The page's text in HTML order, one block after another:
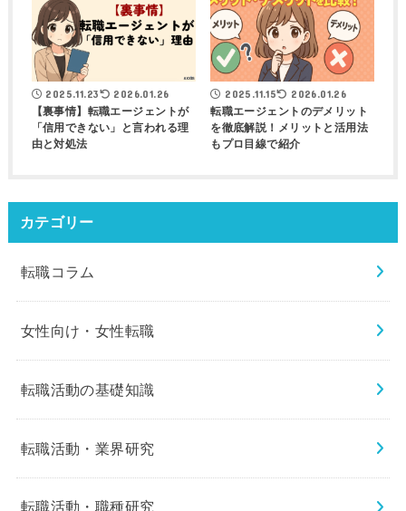
2025.11.23 2026.01.26
【裏事情】転職エージェントが
「信用できない」と言われる理
由と対処法
2025.11.15 2026.01.26
転職エージェントのデメリット
を徹底解説！メリットと活用法
もプロ目線で紹介
カテゴリー
転職コラム
女性向け・女性転職
転職活動の基礎知識
転職活動・業界研究
転職活動・職種研究